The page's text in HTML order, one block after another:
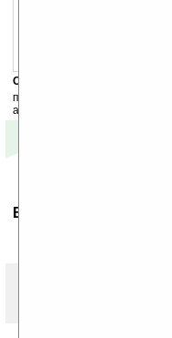
Скоро
получайте ежедневный или
акций сайта на ваш почтовый
Ваше мнение будет